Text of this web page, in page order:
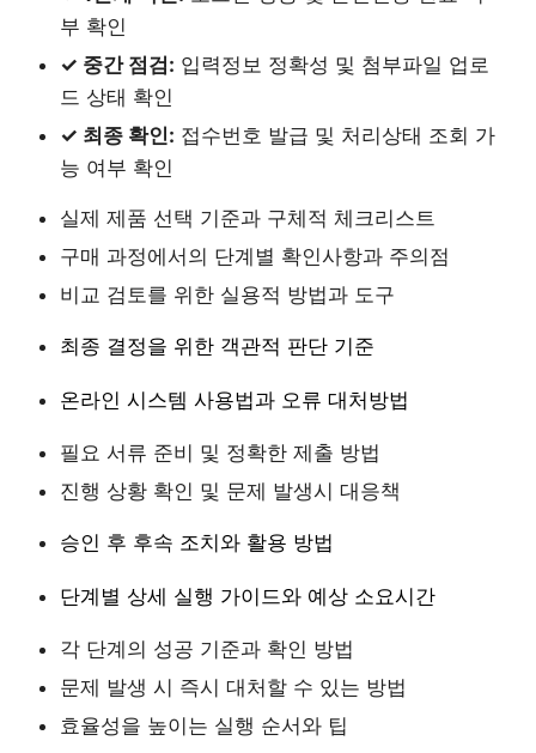
부 확인
✓ 중간 점검: 입력정보 정확성 및 첨부파일 업로
드 상태 확인
✓ 최종 확인: 접수번호 발급 및 처리상태 조회 가
능 여부 확인
실제 제품 선택 기준과 구체적 체크리스트
구매 과정에서의 단계별 확인사항과 주의점
비교 검토를 위한 실용적 방법과 도구
최종 결정을 위한 객관적 판단 기준
온라인 시스템 사용법과 오류 대처방법
필요 서류 준비 및 정확한 제출 방법
진행 상황 확인 및 문제 발생시 대응책
승인 후 후속 조치와 활용 방법
단계별 상세 실행 가이드와 예상 소요시간
각 단계의 성공 기준과 확인 방법
문제 발생 시 즉시 대처할 수 있는 방법
효율성을 높이는 실행 순서와 팁